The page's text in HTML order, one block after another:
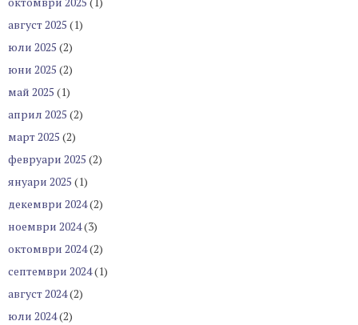
август 2025 (1)
юли 2025 (2)
юни 2025 (2)
май 2025 (1)
април 2025 (2)
март 2025 (2)
февруари 2025 (2)
януари 2025 (1)
декември 2024(2)
ноември 2024(3)
октомври 2024(2)
септември 2024(1)
август 2024(2)
юли 2024(2)